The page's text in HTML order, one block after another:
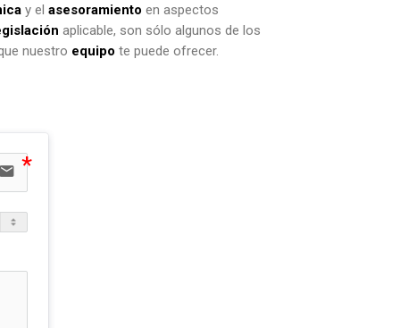
y el asesoramiento en aspectos
aplicable, son sólo algunos de los
nuestro equipo te puede ofrecer.